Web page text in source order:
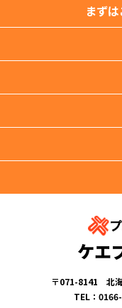
まず
ケエ
〒071-8141 北
TEL：